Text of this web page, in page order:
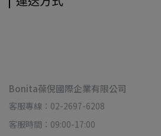
Bonita葆倪國際企業有限公司
客服專線：02-2697-6208
客服時間：09:00-17:00